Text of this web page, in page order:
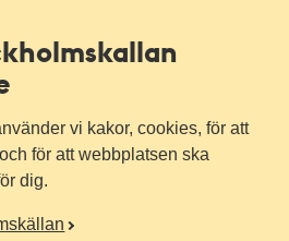
vi kakor, cookies, för att
för att webbplatsen ska
dig.